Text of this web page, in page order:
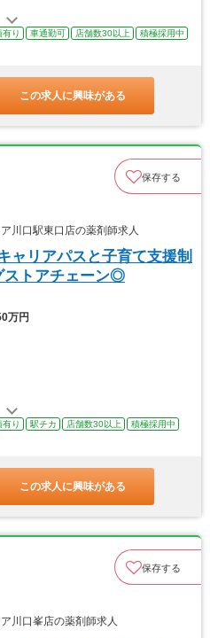
り 車通勤可 店舗数30以上
積極採用中
この求人に興味がある
保存する
川口駅東口店の薬剤師求人
ャリアパスと子育て支援制
ストアチェーン◎
万円
り 駅チカ 店舗数30以上
積極採用中
この求人に興味がある
保存する
川口峯店の薬剤師求人